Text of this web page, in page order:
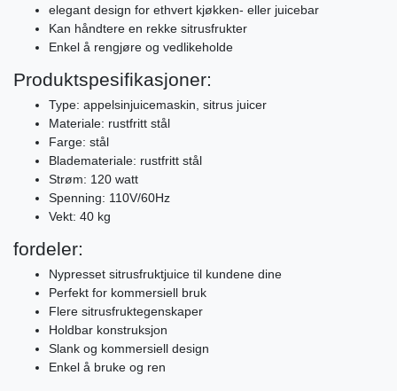
elegant design for ethvert kjøkken- eller juicebar
Kan håndtere en rekke sitrusfrukter
Enkel å rengjøre og vedlikeholde
Produktspesifikasjoner:
Type: appelsinjuicemaskin, sitrus juicer
Materiale: rustfritt stål
Farge: stål
Blademateriale: rustfritt stål
Strøm: 120 watt
Spenning: 110V/60Hz
Vekt: 40 kg
fordeler:
Nypresset sitrusfruktjuice til kundene dine
Perfekt for kommersiell bruk
Flere sitrusfruktegenskaper
Holdbar konstruksjon
Slank og kommersiell design
Enkel å bruke og ren